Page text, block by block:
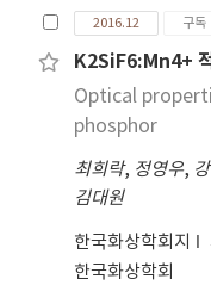
chromium
salts of LiCl,
particles are
of the
microscopy.
Cr7C3 coating
result of the
the molten
2016.12 구독
K2SiF6:Mn4+
Optical
phosphor
최희락, 정영우,
김대원
한국화상학회지
한국화상학회